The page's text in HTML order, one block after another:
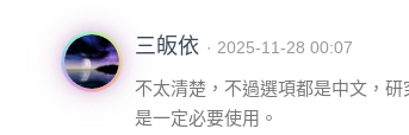
三皈依 · 2025-11-28 00:07
不太清楚，不過選項都是中文，
是一定必要使用。